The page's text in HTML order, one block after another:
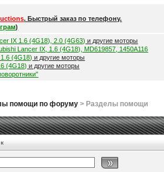
. Быстрый заказ по телефону.
)
IX 1.6 (4G18), 2.0 (4G63) и другие моторы
Lancer IX, 1.6 (4G18), MD619857, 1450A116
1.6 (4G18) и другие моторы
(4G18) и другие моторы
помощи по форуму > Разделы помощи